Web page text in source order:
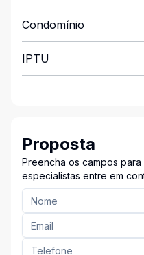
Condomínio
IPTU
Proposta
Preencha os campos
especialistas entre em